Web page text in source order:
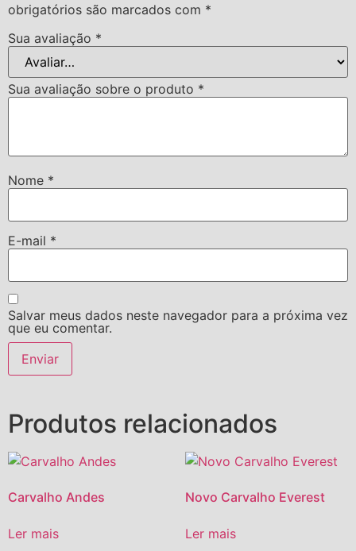
obrigatórios são marcados com *
Sua avaliação *
Sua avaliação sobre o produto *
Nome *
E-mail *
Salvar meus dados neste navegador para a próxima vez
que eu comentar.
Produtos relacionados
Carvalho Andes
Ler mais
Novo Carvalho Everest
Ler mais